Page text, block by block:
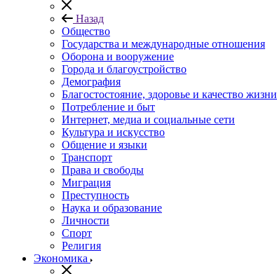
Назад
Общество
Государства и международные отношения
Оборона и вооружение
Города и благоустройство
Демография
Благостостояние, здоровье и качество жизни
Потребление и быт
Интернет, медиа и социальные сети
Культура и искусство
Общение и языки
Транспорт
Права и свободы
Миграция
Преступность
Наука и образование
Личности
Спорт
Религия
Экономика